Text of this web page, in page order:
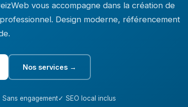
vous accompagne dans la création de
Design moderne, référencement
Nos services →
Sans engagement✓ SEO local inclus